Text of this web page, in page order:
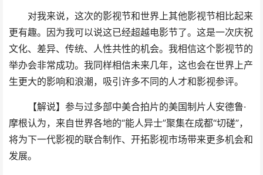
对我来说，这次的影视节和世界上其他影视节相比起来
更有趣。因为我可以说这已经超越电影节了。这是一次庆祝
文化、差异、传统、人性共性的机会。我相信这个影视节的
举办会非常成功。我同样相信未来几年，这也会在世界上产
生更大的影响和浪潮，吸引许多不同的人才和影视参评。
【解说】参与过多部中美合拍片的美国制片人安德鲁·
摩根认为，来自世界各地的“能人异士”聚集在成都“切磋”，
将为下一代影视的联合制作、开拓影视市场带来更多机会和
发展。